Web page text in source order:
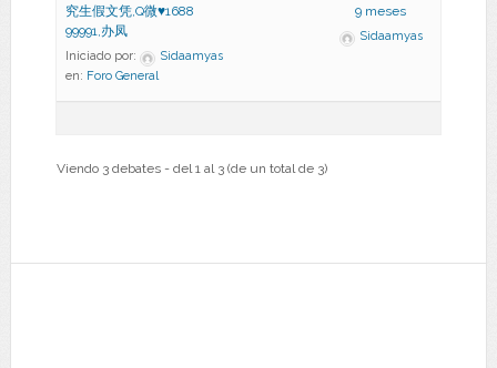
究生假文凭,Q微♥1688
99991,办凤
Iniciado por:
Sidaamyas
en: Foro General
9 meses
Sidaamyas
Viendo 3 debates - del 1 al 3 (de un total de 3)